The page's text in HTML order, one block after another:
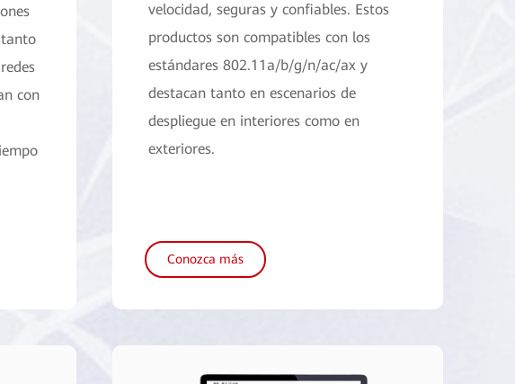
tanto
con
velocidad, seguras y confiables. Estos
productos son compatibles con los
estándares 802.11a/b/g/n/ac/ax y
destacan tanto en escenarios de
despliegue en interiores como en
exteriores.
Conozca más